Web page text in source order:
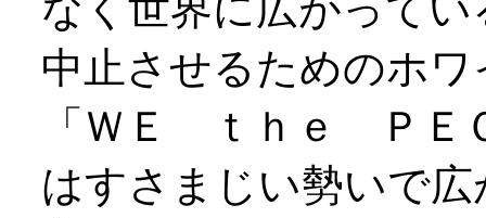
中止させるためのホ
「ＷＥ ｔｈｅ ＰＥ
はすさまじい勢いで